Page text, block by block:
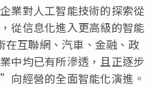
業對人工智能技術的探索從
從信息化進入更高級的智能
在互聯網、汽車、金融、政
中均已有所滲透，且正逐步
經營的全面智能化演進。